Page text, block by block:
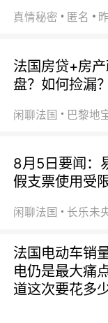
真情秘密 匿名
法国房贷+房
盘？如何捡漏
闲聊法国 巴黎地
8月5日要闻：
假支票使用受
闲聊法国
法国电动车销
电仍是最大痛
道这次要花多